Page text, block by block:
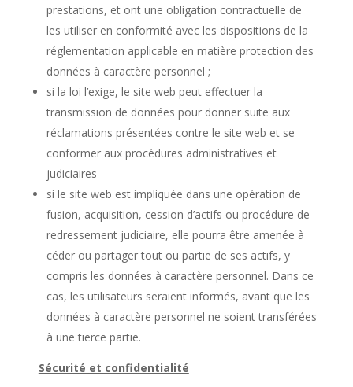
prestations, et ont une obligation contractuelle de
les utiliser en conformité avec les dispositions de la
réglementation applicable en matière protection des
données à caractère personnel ;
si la loi l’exige, le site web peut effectuer la
transmission de données pour donner suite aux
réclamations présentées contre le site web et se
conformer aux procédures administratives et
judiciaires
si le site web est impliquée dans une opération de
fusion, acquisition, cession d’actifs ou procédure de
redressement judiciaire, elle pourra être amenée à
céder ou partager tout ou partie de ses actifs, y
compris les données à caractère personnel. Dans ce
cas, les utilisateurs seraient informés, avant que les
données à caractère personnel ne soient transférées
à une tierce partie.
Sécurité et confidentialité